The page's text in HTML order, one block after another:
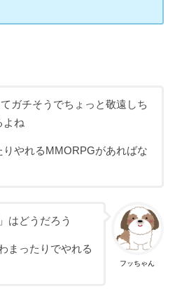
ガチそうでちょっと敬遠しち
よね
りやれるMMORPGがあればな
フッちゃん
はどうだろう
まったりでやれる